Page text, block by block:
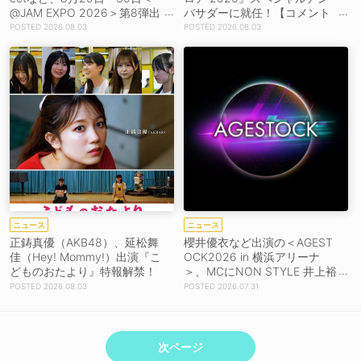
@JAM EXPO 2026＞第8弾出
演者39組発表！
2026.08.03
バサダーに就任！【コメント
あり】 2026.08.03
ニュース
正鋳真優（AKB48）、延松舞
佳（Hey! Mommy!）出演『こ
どものおたより』特報解禁！
2026.08.03
ニュース
櫻井優衣など出演の＜AGEST
OCK2026 in 横浜アリーナ
＞、MCにNON STYLE 井上裕
介、岩田絵里奈が決定！
2026.07.31
次ページ